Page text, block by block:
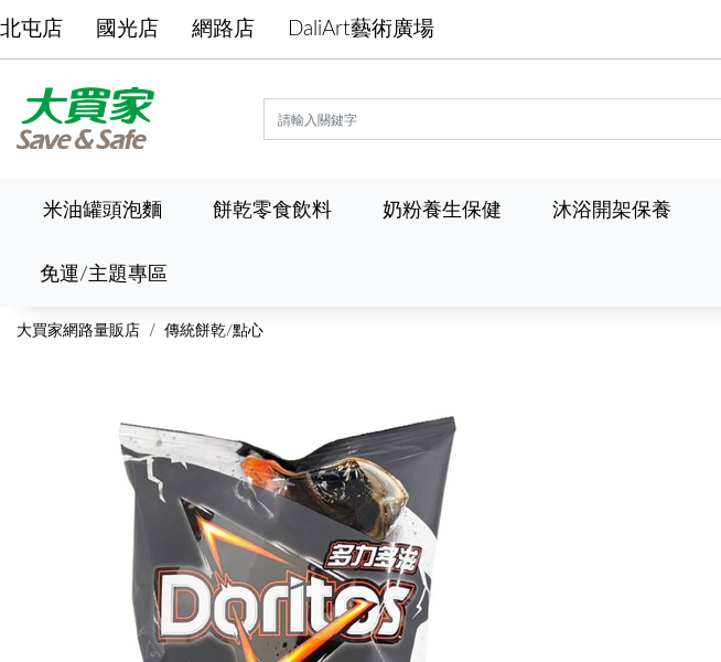
北屯店 國光店 網路店 DaliArt藝術廣場
米油罐頭泡麵 餅乾零食飲料 奶粉養生保健 沐浴開架保養
免運/主題專區
大買家網路量販店 傳統餅乾/點心